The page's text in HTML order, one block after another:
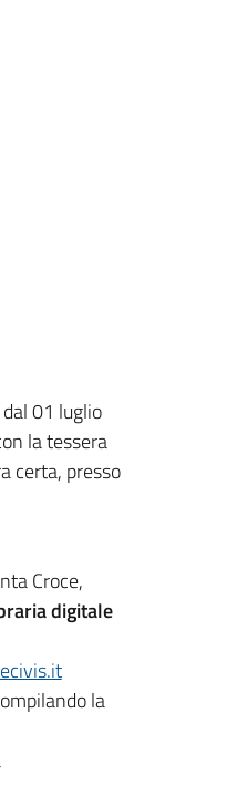
01 luglio
la tessera
certa, presso
Croce,
digitale
la